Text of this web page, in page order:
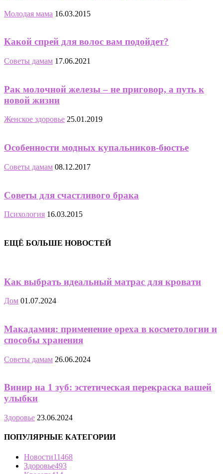
Молодая мама 16.03.2015
Какой спрей для волос вам подойдет?
Советы дамам 17.06.2021
Рак молочной железы – не приговор, а путь к
новой жизни
Женское здоровье 25.01.2019
Особенности модных купальников-бюстье
Советы дамам 08.12.2017
Советы для счастливого брака
Психология 16.03.2015
ЕЩЁ БОЛЬШЕ НОВОСТЕЙ
Как выбрать идеальный матрас для кровати
Дом 01.07.2024
Макадамия: применение ореха в косметологии и
способы хранения
Советы дамам 26.06.2024
Винир на 1 зуб: эстетическая перекраска вашей
улыбки
Здоровье 23.06.2024
ПОПУЛЯРНЫЕ КАТЕГОРИИ
Новости11468
Здоровье493